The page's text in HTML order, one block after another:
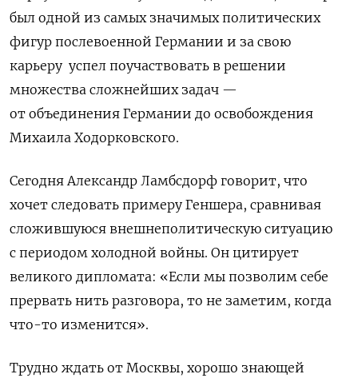
был одной из самых значимых политических
фигур послевоенной Германии и за свою
карьеру успел поучаствовать в решении
множества сложнейших задач —
от объединения Германии до освобождения
Михаила Ходорковского.
Сегодня Александр Ламбсдорф говорит, что
хочет следовать примеру Геншера, сравнивая
сложившуюся внешнеполитическую ситуацию
с периодом холодной войны. Он цитирует
великого дипломата: «Если мы позволим себе
прервать нить разговора, то не заметим, когда
что-то изменится».
Трудно ждать от Москвы, хорошо знающей